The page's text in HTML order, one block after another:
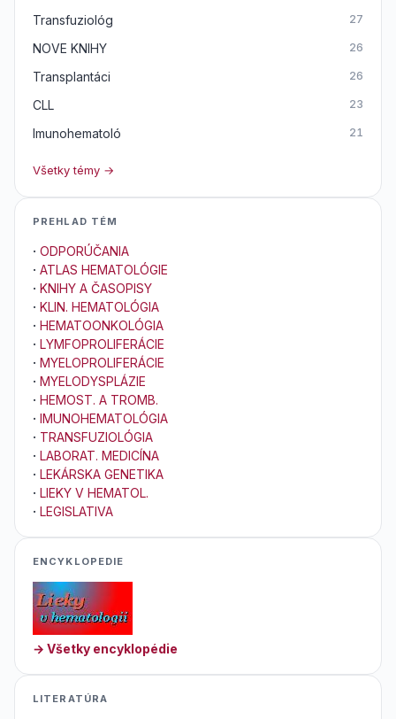
Transfuziológ 27
NOVE KNIHY 26
Transplantáci 26
CLL 23
Imunohematoló 21
Všetky témy →
PREHLAD TÉM
· ODPORÚČANIA
· ATLAS HEMATOLÓGIE
· KNIHY A ČASOPISY
· KLIN. HEMATOLÓGIA
· HEMATOONKOLÓGIA
· LYMFOPROLIFERÁCIE
· MYELOPROLIFERÁCIE
· MYELODYSPLÁZIE
· HEMOST. A TROMB.
· IMUNOHEMATOLÓGIA
· TRANSFUZIOLÓGIA
· LABORAT. MEDICÍNA
· LEKÁRSKA GENETIKA
· LIEKY V HEMATOL.
· LEGISLATIVA
ENCYKLOPEDIE
→ Všetky encyklopédie
LITERATÚRA